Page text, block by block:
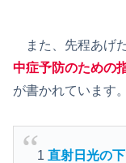
また、先程あげ
中症予防のための
が書かれています。
1 直射日光の